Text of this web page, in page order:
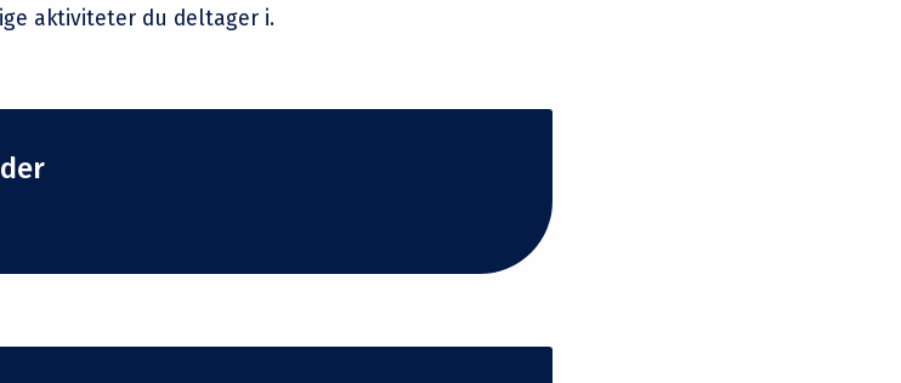
aktiviteter du deltager i.